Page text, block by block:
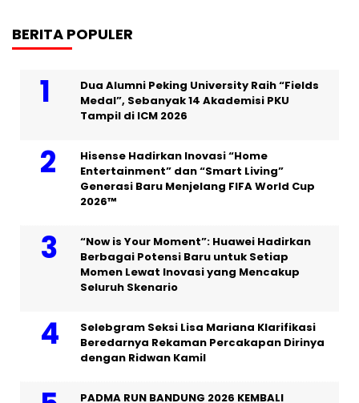
BERITA POPULER
Dua Alumni Peking University Raih “Fields
Medal”, Sebanyak 14 Akademisi PKU
Tampil di ICM 2026
Hisense Hadirkan Inovasi “Home
Entertainment” dan “Smart Living”
Generasi Baru Menjelang FIFA World Cup
2026™
“Now is Your Moment”: Huawei Hadirkan
Berbagai Potensi Baru untuk Setiap
Momen Lewat Inovasi yang Mencakup
Seluruh Skenario
Selebgram Seksi Lisa Mariana Klarifikasi
Beredarnya Rekaman Percakapan Dirinya
dengan Ridwan Kamil
PADMA RUN BANDUNG 2026 KEMBALI